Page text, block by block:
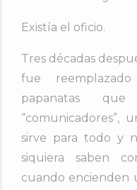
Existía el oficio.
Tres décadas
fue
papanatas
“comunicadores”,
sirve para todo y
siquiera saben
cuando encienden